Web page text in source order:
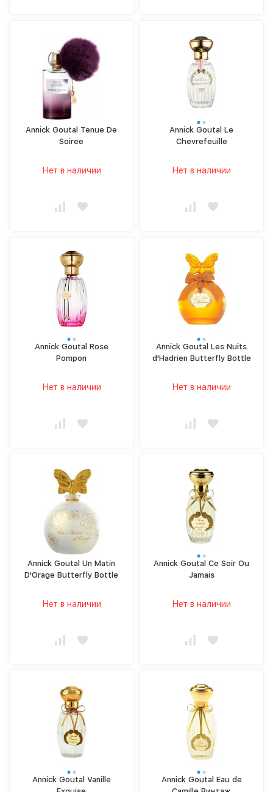
Annick Goutal Tenue De
Soiree
Нет в наличии
Annick Goutal Le
Chevrefeuille
Нет в наличии
Annick Goutal Rose
Pompon
Нет в наличии
Annick Goutal Les Nuits
d'Hadrien Butterfly Bottle
Нет в наличии
Annick Goutal Un Matin
D'Orage Butterfly Bottle
Нет в наличии
Annick Goutal Ce Soir Ou
Jamais
Нет в наличии
Annick Goutal Vanille
Annick Goutal Eau de